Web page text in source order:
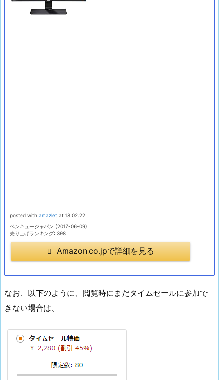
posted with amazlet at 18.02.22
ベンキュージャパン (2017-06-09)
売り上げランキング: 398
Amazon.co.jpで詳細を見る
なお、以下のように、閲覧時にまだタイムセールに参加で
きない場合は、